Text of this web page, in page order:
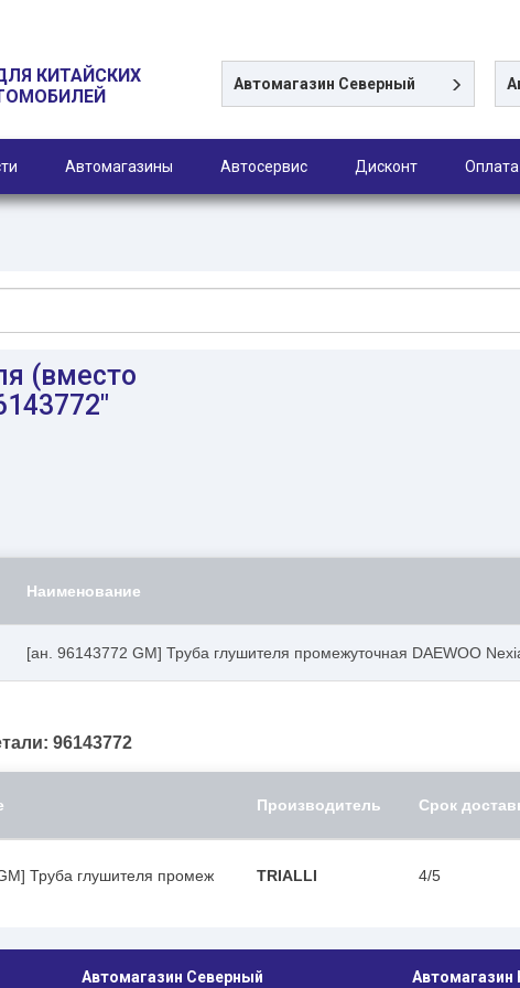
КИТАЙСКИХ
Автомагазин Северный
Автомагазины Автосервис Дисконт Оплата
(вместо
Наименование
[ан. 96143772 GM] Труба глушителя промежуточная DAEWOO
96143772
Производитель Срок
Труба глушителя промеж TRIALLI 4/5
Автомагазин Северный